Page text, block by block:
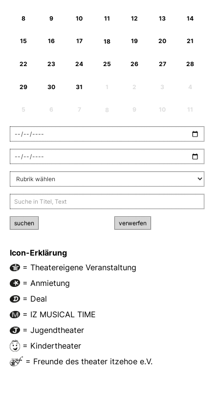
8 9 10 11 12 13 14
15 16 17 18 19 20 21
22 23 24 25 26 27 28
29 30 31 1 2 3 4
5 6 7 8 9 10 11
suchen verwerfen
Icon-Erklärung
= Theatereigene Veranstaltung
= Anmietung
= Deal
= IZ MUSICAL TIME
= Jugendtheater
= Kindertheater
= Freunde des theater itzehoe e.V.